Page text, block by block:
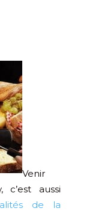
Venir
c’est aussi
de la